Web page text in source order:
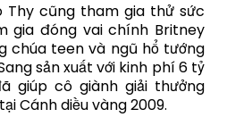
Thy cũng tham gia thử sức
gia đóng vai chính Britney
chúa teen và ngũ hổ tướng
sản xuất với kinh phí 6 tỷ
giúp cô giành giải thưởng
Cánh diều vàng 2009.